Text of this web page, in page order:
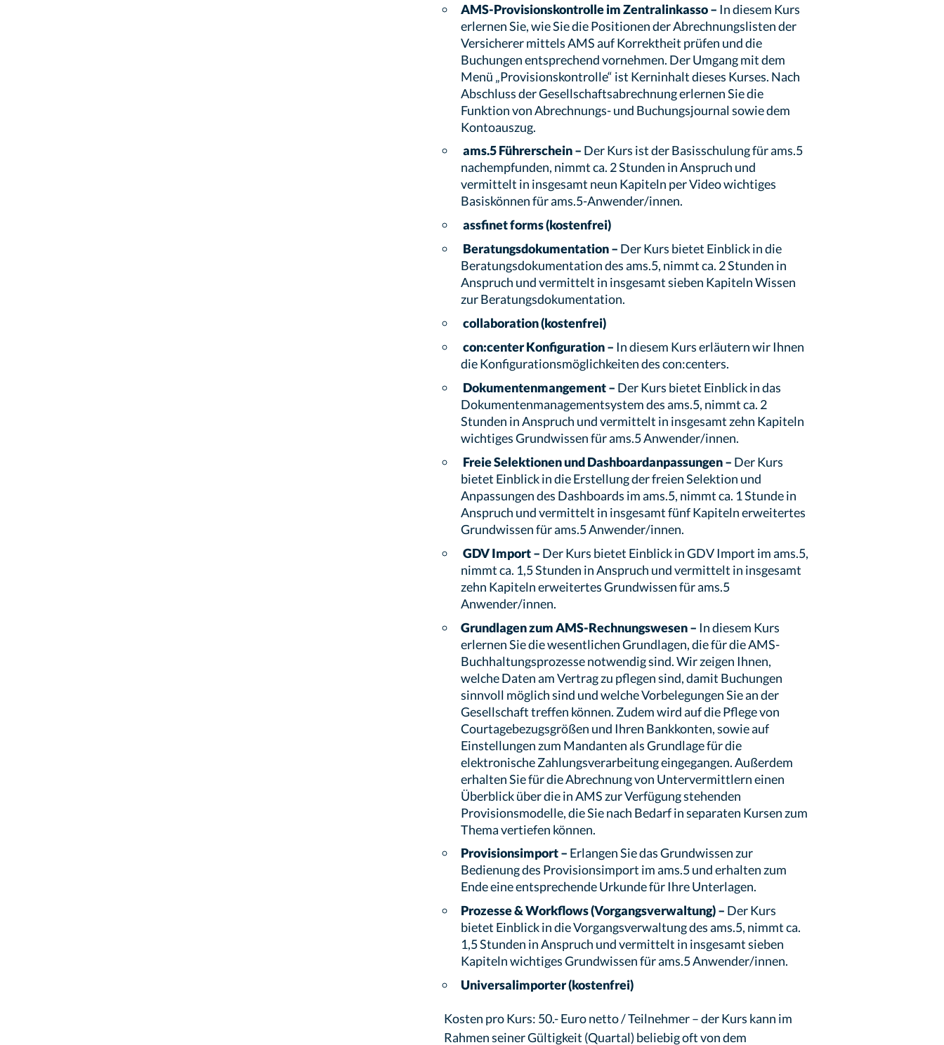
AMS-Provisionskontrolle im Zentralinkasso – In diesem Kurs
erlernen Sie, wie Sie die Positionen der Abrechnungslisten der
Versicherer mittels AMS auf Korrektheit prüfen und die
Buchungen entsprechend vornehmen. Der Umgang mit dem
Menü „Provisionskontrolle“ ist Kerninhalt dieses Kurses. Nach
Abschluss der Gesellschaftsabrechnung erlernen Sie die
Funktion von Abrechnungs- und Buchungsjournal sowie dem
Kontoauszug.
ams.5 Führerschein – Der Kurs ist der Basisschulung für ams.5
nachempfunden, nimmt ca. 2 Stunden in Anspruch und
vermittelt in insgesamt neun Kapiteln per Video wichtiges
Basiskönnen für ams.5-Anwender/innen.
assfinet forms (kostenfrei)
Beratungsdokumentation – Der Kurs bietet Einblick in die
Beratungsdokumentation des ams.5, nimmt ca. 2 Stunden in
Anspruch und vermittelt in insgesamt sieben Kapiteln Wissen
zur Beratungsdokumentation.
collaboration (kostenfrei)
con:center Konfiguration – In diesem Kurs erläutern wir Ihnen
die Konfigurationsmöglichkeiten des con:centers.
Dokumentenmangement – Der Kurs bietet Einblick in das
Dokumentenmanagementsystem des ams.5, nimmt ca. 2
Stunden in Anspruch und vermittelt in insgesamt zehn Kapiteln
wichtiges Grundwissen für ams.5 Anwender/innen.
Freie Selektionen und Dashboardanpassungen – Der Kurs
bietet Einblick in die Erstellung der freien Selektion und
Anpassungen des Dashboards im ams.5, nimmt ca. 1 Stunde in
Anspruch und vermittelt in insgesamt fünf Kapiteln erweitertes
Grundwissen für ams.5 Anwender/innen.
GDV Import – Der Kurs bietet Einblick in GDV Import im ams.5,
nimmt ca. 1,5 Stunden in Anspruch und vermittelt in insgesamt
zehn Kapiteln erweitertes Grundwissen für ams.5
Anwender/innen.
Grundlagen zum AMS-Rechnungswesen – In diesem Kurs
erlernen Sie die wesentlichen Grundlagen, die für die AMS-
Buchhaltungsprozesse notwendig sind. Wir zeigen Ihnen,
welche Daten am Vertrag zu pflegen sind, damit Buchungen
sinnvoll möglich sind und welche Vorbelegungen Sie an der
Gesellschaft treffen können. Zudem wird auf die Pflege von
Courtagebezugsgrößen und Ihren Bankkonten, sowie auf
Einstellungen zum Mandanten als Grundlage für die
elektronische Zahlungsverarbeitung eingegangen. Außerdem
erhalten Sie für die Abrechnung von Untervermittlern einen
Überblick über die in AMS zur Verfügung stehenden
Provisionsmodelle, die Sie nach Bedarf in separaten Kursen zum
Thema vertiefen können.
Provisionsimport – Erlangen Sie das Grundwissen zur
Bedienung des Provisionsimport im ams.5 und erhalten zum
Ende eine entsprechende Urkunde für Ihre Unterlagen.
Prozesse & Workflows (Vorgangsverwaltung) – Der Kurs
bietet Einblick in die Vorgangsverwaltung des ams.5, nimmt ca.
1,5 Stunden in Anspruch und vermittelt in insgesamt sieben
Kapiteln wichtiges Grundwissen für ams.5 Anwender/innen.
Universalimporter (kostenfrei)
Kosten pro Kurs: 50.- Euro netto / Teilnehmer – der Kurs kann im
Rahmen seiner Gültigkeit (Quartal) beliebig oft von dem